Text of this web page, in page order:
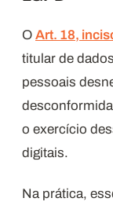
O Art. 18,
titular de
pessoais
o exercício
digitais.
Na prática,